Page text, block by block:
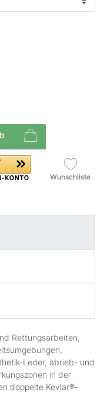
Wunschliste
Rettungsarbeiten,
Leder, abrieb- und
in der
doppelte Kevlar®-